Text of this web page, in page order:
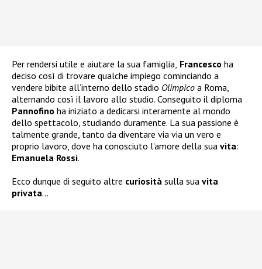
Per rendersi utile e aiutare la sua famiglia, Francesco ha
deciso così di trovare qualche impiego cominciando a
vendere bibite all’interno dello stadio Olimpico a Roma,
alternando così il lavoro allo studio. Conseguito il diploma
Pannofino ha iniziato a dedicarsi interamente al mondo
dello spettacolo, studiando duramente. La sua passione è
talmente grande, tanto da diventare via via un vero e
proprio lavoro, dove ha conosciuto l’amore della sua vita:
Emanuela Rossi.
Ecco dunque di seguito altre curiosità sulla sua vita
privata…